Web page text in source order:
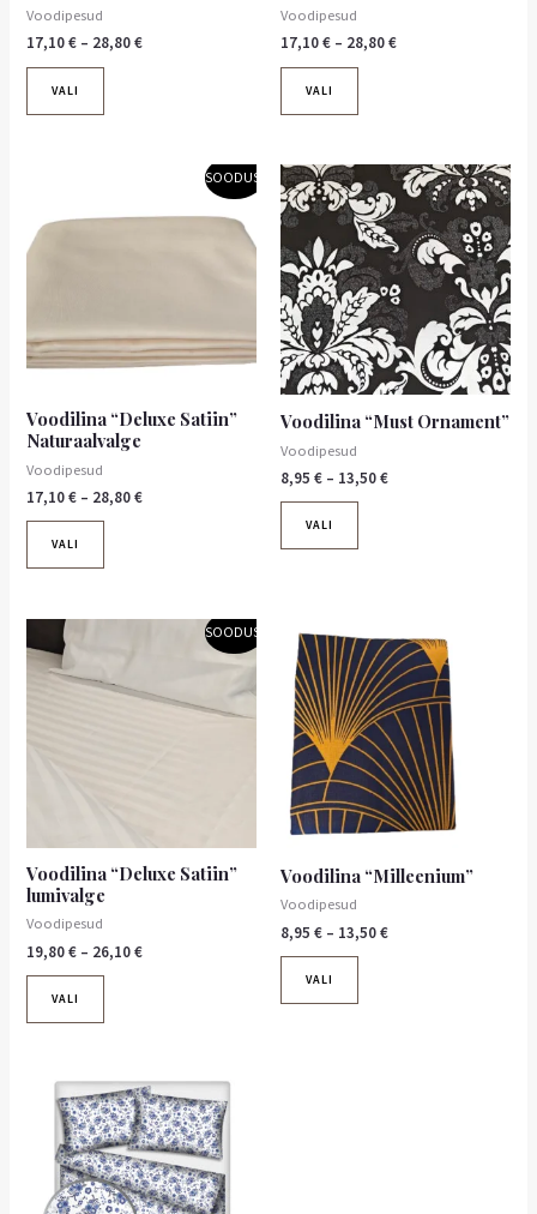
Voodipesud
17,10€ – 28,80€
VALI
Voodipesud
17,10€ – 28,80€
VALI
SOODUS!
Voodilina “Deluxe Satiin”
Naturaalvalge
Voodipesud
17,10€ – 28,80€
Hinnavahemik:
kuni
VALI
saab
tootelehel.
Voodilina “Must Ornament”
Voodipesud
8,95 € – 13,50€
Hinnavahemik:
8,95 €
kuni
13,50 €
VALI
Sellel
tootel
on
mitu
varianti.
Valikuid
saab
teha
SOODUS!
Voodilina “Deluxe Satiin”
lumivalge
Voodipesud
19,80€ – 26,10€
Hinnavahemik:
26,10 €
VALI
on
tootelehel.
Voodilina “Milleenium”
Voodipesud
8,95 € – 13,50€
8,95 €
kuni
13,50 €
VALI
Sellel
tootel
on
mitu
varianti.
Valikuid
saab
teha
Sellel
tootel
on
mitu
varianti.